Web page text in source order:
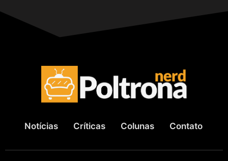
Notícias Críticas Colunas Contato